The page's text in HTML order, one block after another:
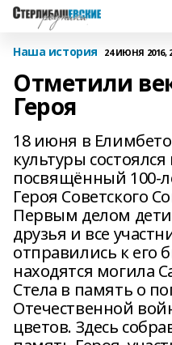
Наша история 24 ИЮНЯ 2016,
Отметили
Героя
18 июня в
культуры
посвящённый 100-
Героя Советского
Первым делом
друзья и все
отправились к его
находятся могила
Стела в память о
Отечественной
цветов. Здесь